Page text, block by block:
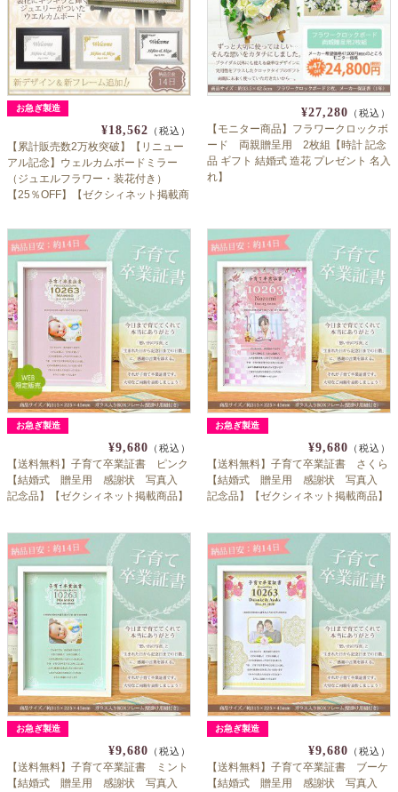
お急ぎ製造
¥18,562 （税込）
【累計販売数2万枚突破】【リニュー
アル記念】ウェルカムボードミラー
（ジュエルフラワー・装花付き）
【25％OFF】【ゼクシィネット掲載商
¥27,280 （税込）
【モニター商品】フラワークロックボ
ード 両親贈呈用 2枚組【時計 記念
品 ギフト 結婚式 造花 プレゼント 名入
れ】
お急ぎ製造
¥9,680 （税込）
【送料無料】子育て卒業証書 ピンク
【結婚式 贈呈用 感謝状 写真入
記念品】【ゼクシィネット掲載商品】
お急ぎ製造
¥9,680 （税込）
【送料無料】子育て卒業証書 さくら
【結婚式 贈呈用 感謝状 写真入
記念品】【ゼクシィネット掲載商品】
お急ぎ製造
¥9,680 （税込）
【送料無料】子育て卒業証書 ミント
【結婚式 贈呈用 感謝状 写真入
お急ぎ製造
¥9,680 （税込）
【送料無料】子育て卒業証書 ブーケ
【結婚式 贈呈用 感謝状 写真入